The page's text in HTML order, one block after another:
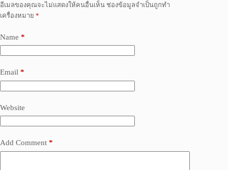
อีเมลของคุณจะไม่แสดงให้คนอื่นเห็น ช่องข้อมูลจำเป็นถูกทำ
เครื่องหมาย *
Name *
Email *
Website
Add Comment *